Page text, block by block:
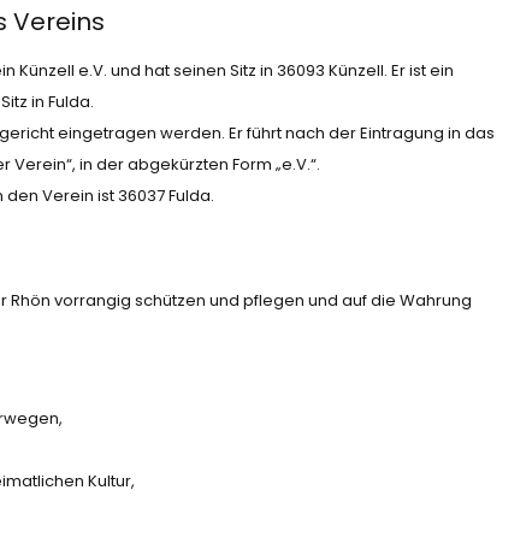
Vereins
e.V. und hat seinen Sitz in 36093 Künzell. Er ist ein
in Fulda.
eingetragen werden. Er führt nach der Eintragung in das
in der abgekürzten Form „e.V.“.
Verein ist 36037 Fulda.
Rhön vorrangig schützen und pflegen und auf die Wahrung
Kultur,